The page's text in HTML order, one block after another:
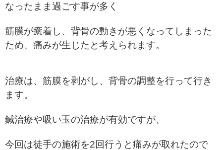
なったまま過ごす事が多く
筋膜が癒着し、背骨の動きが悪くなってしまった
ため、痛みが生じたと考えられます。
治療は、筋膜を剥がし、背骨の調整を行って行き
ます。
鍼治療や吸い玉の治療が有効ですが、
今回は徒手の施術を2回行うと痛みが取れたので